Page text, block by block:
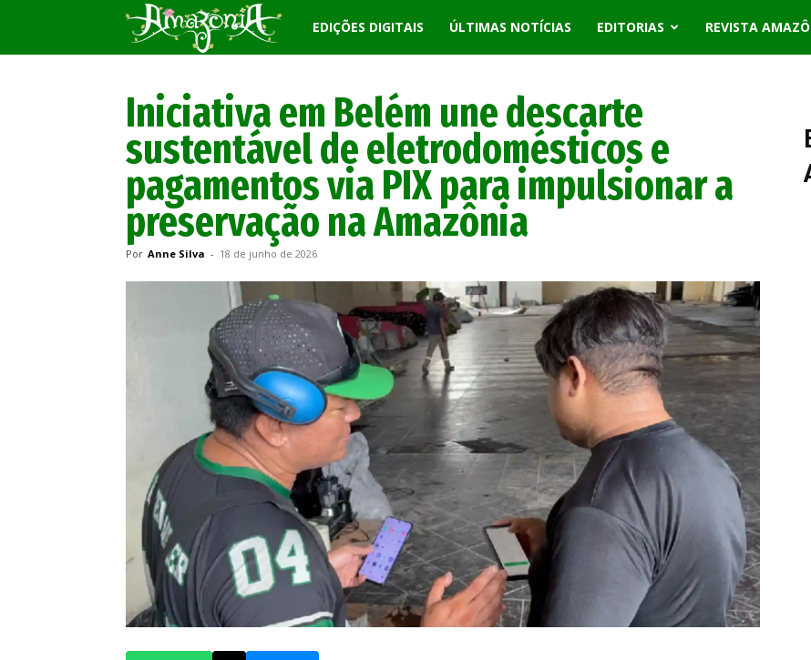
Revista
EDIÇÕES DIGITAIS ÚLTIMAS NOTÍCIAS EDITORIAS REVISTA
Iniciativa em Belém une descarte
sustentável de eletrodomésticos e
pagamentos via PIX para impulsionar a
preservação na Amazônia
Por Anne Silva - 18 de junho de 2026